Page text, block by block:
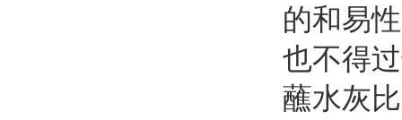
的和易
也不得
蘸水灰